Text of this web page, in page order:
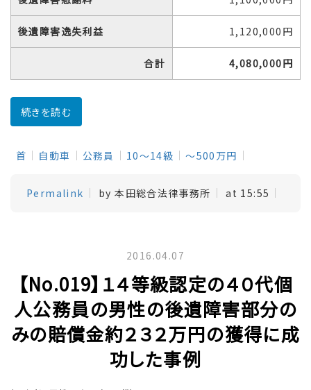
後遺障害逸失利益 1,120,000円
合計 4,080,000円
続きを読む
首 自動車 公務員 10～14級 ～500万円
Permalink by 本田総合法律事務所 at 15:55
2016.04.07
【No.019】１４等級認定の４０代個
人公務員の男性の後遺障害部分の
みの賠償金約２３２万円の獲得に成
功した事例